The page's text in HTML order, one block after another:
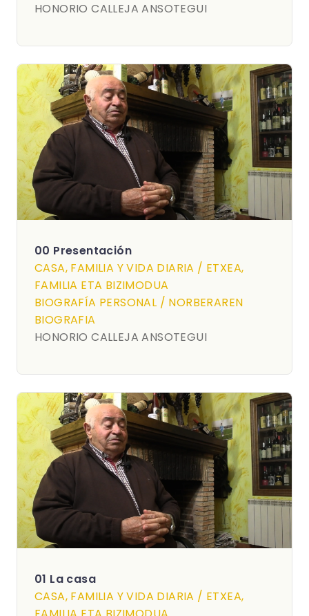
HONORIO CALLEJA ANSOTEGUI
00 Presentación
CASA, FAMILIA Y VIDA DIARIA / ETXEA,
FAMILIA ETA BIZIMODUA
BIOGRAFÍA PERSONAL / NORBERAREN
BIOGRAFIA
HONORIO CALLEJA ANSOTEGUI
01 La casa
CASA, FAMILIA Y VIDA DIARIA / ETXEA,